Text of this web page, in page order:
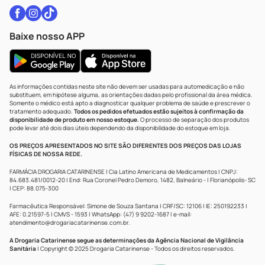
Baixe nosso APP
As informações contidas neste site não devem ser usadas para automedicação e não
substituem, em hipótese alguma, as orientações dadas pelo profissional da área médica.
Somente o médico está apto a diagnosticar qualquer problema de saúde e prescrever o
tratamento adequado. Todos os pedidos efetuados estão sujeitos à confirmação da
disponibilidade de produto em nosso estoque.O processo de separação dos produtos
pode levar até dois dias úteis dependendo da disponibilidade do estoque em loja.
OS PREÇOS APRESENTADOS NO SITE SÃO DIFERENTES DOS PREÇOS DAS LOJAS
FÍSICAS DE NOSSA REDE.
FARMÁCIA DROGARIA CATARINENSE | Cia Latino Americana de Medicamentos | CNPJ:
84.683.481/0012-20 | End: Rua Coronel Pedro Demoro, 1482, Balneário - | Florianópolis- SC
| CEP: 88.075-300
Farmacêutica Responsável: Simone de Souza Santana | CRF/SC: 12106 | IE: 250192233 |
AFE: 0.21597-5 | CMVS - 1593 | WhatsApp: (47) 9 9202-1687 | e-mail:
atendimento@drogariacatarinense.com.br.
A Drogaria Catarinense segue as determinações da Agência Nacional de Vigilância
Sanitária | Copyright © 2025 Drogaria Catarinense - Todos os direitos reservados.